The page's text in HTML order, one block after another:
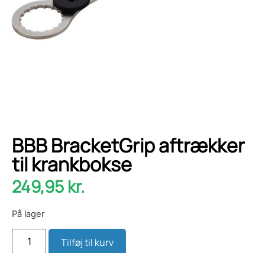
BBB BracketGrip aftrækker
til krankbokse
249,95 kr.
På lager
Tilføj til kurv